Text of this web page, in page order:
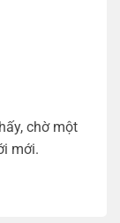
chờ một
mới.